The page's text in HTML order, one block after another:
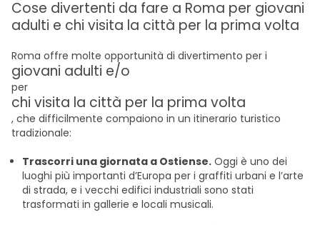
Cose divertenti da fare a Roma per giovani
adulti e chi visita la città per la prima volta
Roma offre molte opportunità di divertimento per i
giovani adulti e/o
per
chi visita la città per la prima volta
, che difficilmente compaiono in un itinerario turistico
tradizionale:
Trascorri una giornata a Ostiense. Oggi è uno dei
luoghi più importanti d’Europa per i graffiti urbani e l’arte
di strada, e i vecchi edifici industriali sono stati
trasformati in gallerie e locali musicali.